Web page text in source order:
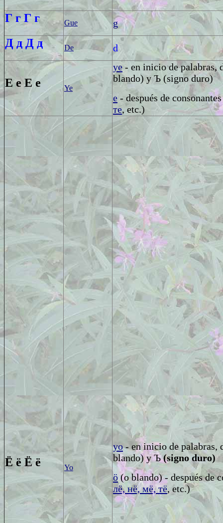
Г гГ г Gue g
Д д Д д De d
Е еЕ е Ye
ye- en inicio de palabras,
blando) yЪ (signo duro)
e - después de
те, etc.)
Ё ё Ё ё Yo
yo- en inicio de palabras,
blando) y Ъ (signo duro)
ö(o blando) - después de
лё, нё, мё, тё, etc.)